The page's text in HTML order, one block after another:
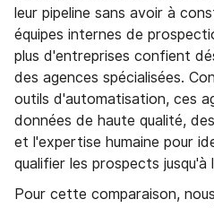
leur pipeline sans avoir à
équipes internes de
plus d'entreprises confient
des agences spécialisées.
outils d'automatisation, ces
données de haute qualité,
et l'expertise humaine pour
qualifier les prospects
Pour cette comparaison,